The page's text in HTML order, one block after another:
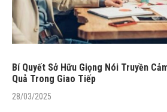
Bí Quyết Sở Hữu Giọng Nói Truyền
Quả Trong Giao Tiếp
28/03/2025